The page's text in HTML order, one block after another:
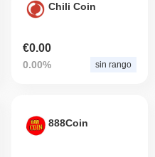
Chili Coin
€0.00
0.00% sin rango
888Coin